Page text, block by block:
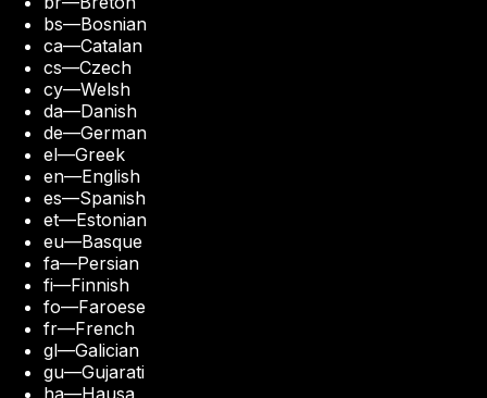
bs—Bosnian
ca—Catalan
cs—Czech
cy—Welsh
da—Danish
de—German
el—Greek
en—English
es—Spanish
et—Estonian
eu—Basque
fa—Persian
fi—Finnish
fo—Faroese
fr—French
gl—Galician
gu—Gujarati